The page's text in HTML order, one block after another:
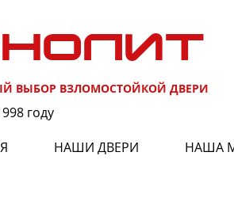
ВЫБОР ВЗЛОМОСТОЙКОЙ ДВЕРИ
году
НАШИ ДВЕРИ НАША